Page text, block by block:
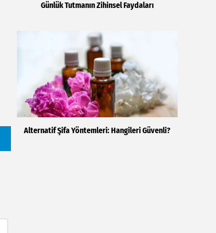
Günlük Tutmanın Zihinsel Faydaları
Alternatif Şifa Yöntemleri: Hangileri Güvenli?